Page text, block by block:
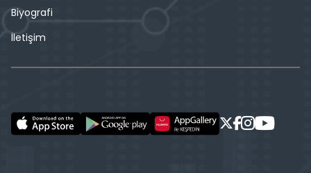
Biyografi
İletişim